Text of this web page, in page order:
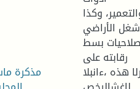
مذكرة
وكذا
الأراضي،
بسط
رقابته على
هذه ،ءانبلا